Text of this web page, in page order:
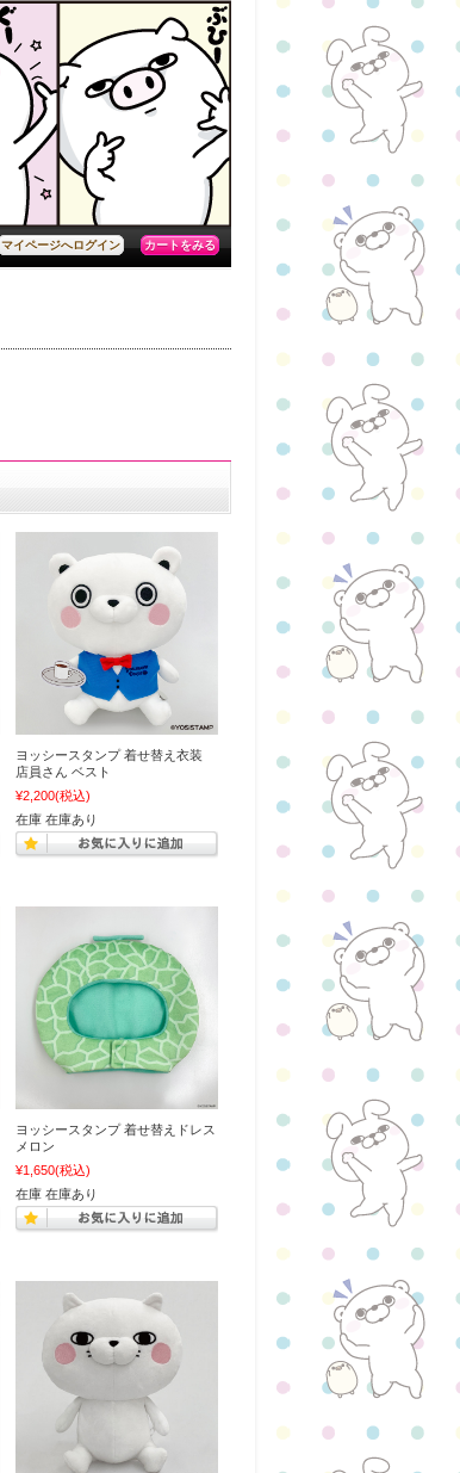
マイページへログイン カートをみる
ヨッシースタンプ 着せ替え衣装
店員さん ベスト
¥2,200(税込)
在庫 在庫あり
ヨッシースタンプ 着せ替えドレス
メロン
¥1,650(税込)
在庫 在庫あり